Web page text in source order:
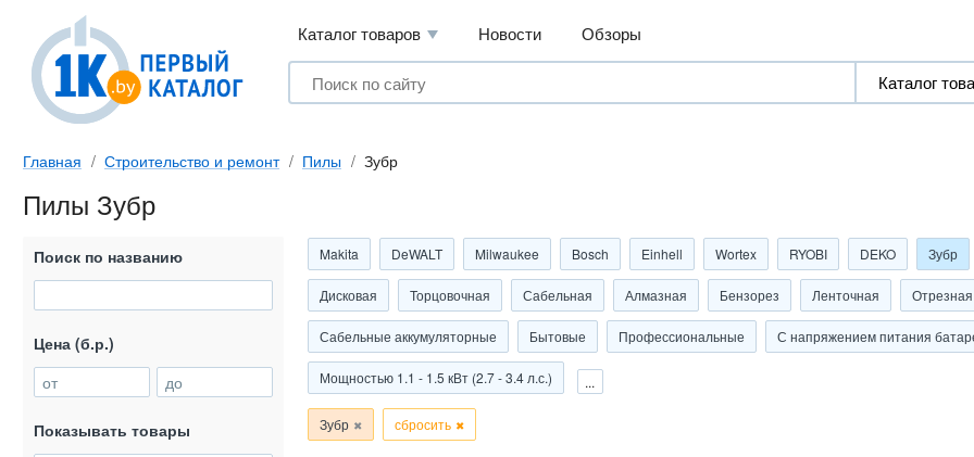
Каталог товаров Новости Обзоры
Главная Строительство и ремонт Пилы Зубр
Пилы Зубр
Makita DeWALT Milwaukee Bosch Einhell Wortex RYOBI DEKO Зубр
Дисковая Торцовочная Сабельная Алмазная Бензорез Ленточная Отрезная
Сабельные аккумуляторные Бытовые Профессиональные С напряжением питания
Мощностью 1.1 - 1.5 кВт (2.7 - 3.4 л.с.) ...
Зубр сбросить
Поиск по названию
Цена (б.р.)
от
до
Показывать товары